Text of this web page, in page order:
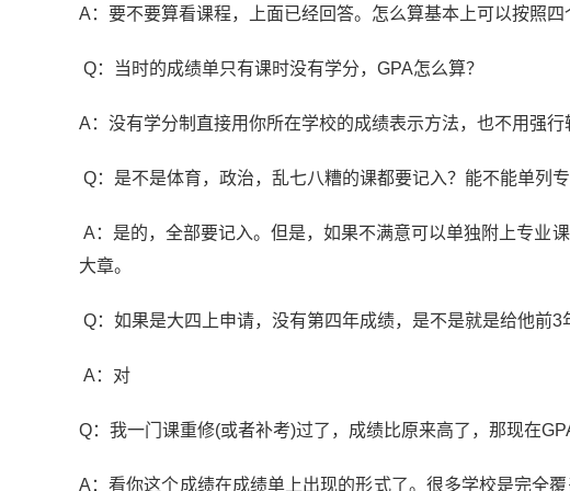
A：要不要算看课程，上面已经回答。怎么算基本上可以按照四
Q：当时的成绩单只有课时没有学分，GPA怎么算？
A：没有学分制直接用你所在学校的成绩表示方法，也不用强
Q：是不是体育，政治，乱七八糟的课都要记入？能不能单列专
A：是的，全部要记入。但是，如果不满意可以单独附上专业
大章。
Q：如果是大四上申请，没有第四年成绩，是不是就是给他前3
A：对
Q：我一门课重修(或者补考)过了，成绩比原来高了，那现在
A：看你这个成绩在成绩单上出现的形式了。很多学校是完全